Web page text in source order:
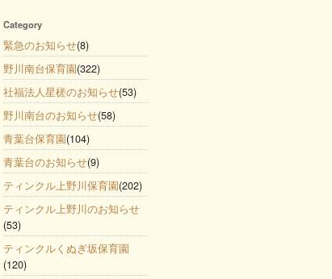
Category
緊急のお知らせ(8)
野川南台保育園(322)
社福法人星槎のお知らせ(53)
野川南台のお知らせ(58)
青葉台保育園(104)
青葉台のお知らせ(9)
ティンクル上野川保育園(202)
ティンクル上野川のお知らせ
(53)
ティンクルくぬぎ坂保育園
(120)